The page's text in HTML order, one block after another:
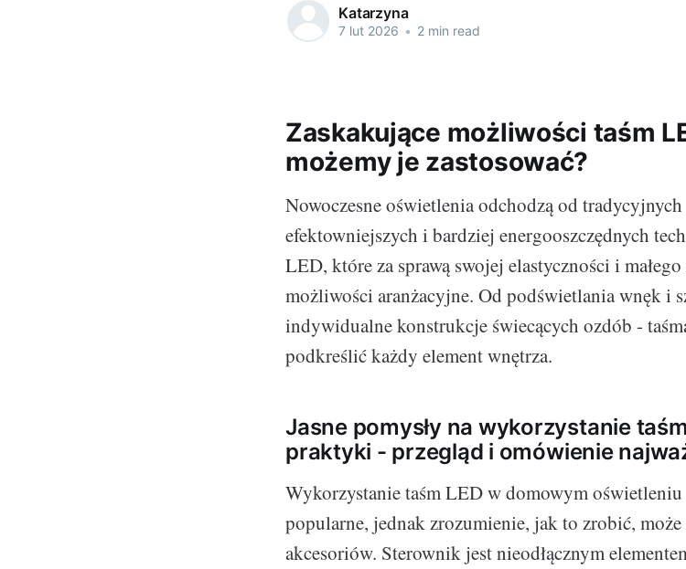
Katarzyna
7 lut 2026 • 2 min read
Zaskakujące możliwości taśm
możemy je zastosować?
Nowoczesne oświetlenia odchodzą od
efektowniejszych i bardziej energooszczędnych
LED, które za sprawą swojej elastyczności i
możliwości aranżacyjne. Od podświetlania wnęk i
indywidualne konstrukcje świecących ozdób -
podkreślić każdy element wnętrza.
Jasne pomysły na wykorzystanie
praktyki - przegląd i omówienie
Wykorzystanie taśm LED w domowym oświetleniu
popularne, jednak zrozumienie, jak to zrobić,
akcesoriów. Sterownik jest nieodłącznym